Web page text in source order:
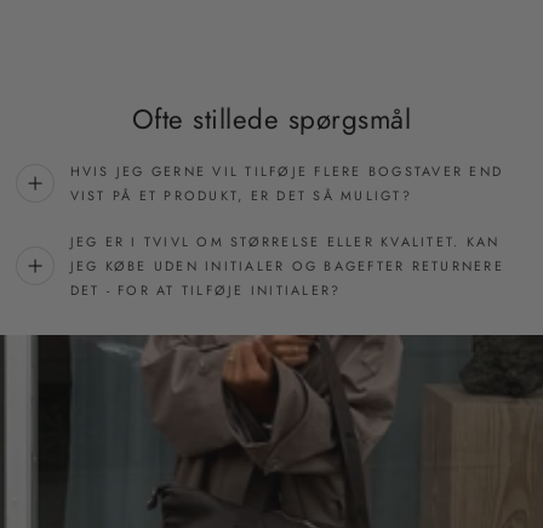
Ofte stillede spørgsmål
HVIS JEG GERNE VIL TILFØJE FLERE BOGSTAVER END
VIST PÅ ET PRODUKT, ER DET SÅ MULIGT?
JEG ER I TVIVL OM STØRRELSE ELLER KVALITET. KAN
JEG KØBE UDEN INITIALER OG BAGEFTER RETURNERE
DET - FOR AT TILFØJE INITIALER?